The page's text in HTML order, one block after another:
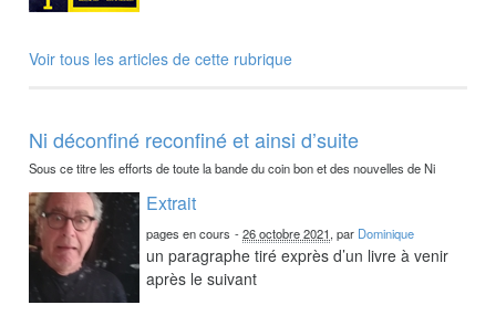
Voir tous les articles de cette rubrique
Ni déconfiné reconfiné et ainsi d’suite
Sous ce titre les efforts de toute la bande du coin bon et des nouvelles de Ni
Extrait
pages en cours -26 octobre 2021, par Dominique
un paragraphe tiré exprès d’un livre à venir
après le suivant